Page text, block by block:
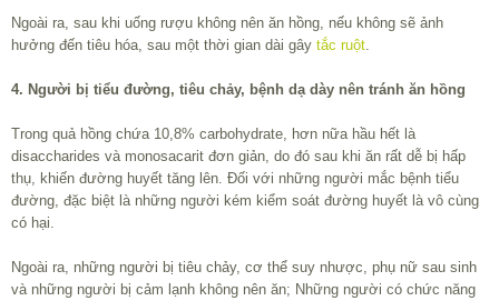
Ngoài ra, sau khi uống rượu không nên ăn hồng, nếu không sẽ ảnh
hưởng đến tiêu hóa, sau một thời gian dài gây tắc ruột
4. Người bị tiểu đường, tiêu chảy, bệnh dạ dày nên tránh ăn hồng
Trong quả hồng chứa 10,8% carbohydrate, hơn nữa hầu hết là
disaccharides và monosacarit đơn giản, do đó sau khi ăn rất dễ bị hấp
thụ, khiến đường huyết tăng lên. Đối với những người mắc bệnh tiểu
đường, đặc biệt là những người kém kiểm soát đường huyết là vô cùng
có hại.
Ngoài ra, những người bị tiêu chảy, cơ thể suy nhược, phụ nữ sau sinh
và những người bị cảm lạnh không nên ăn; Những người có chức năng